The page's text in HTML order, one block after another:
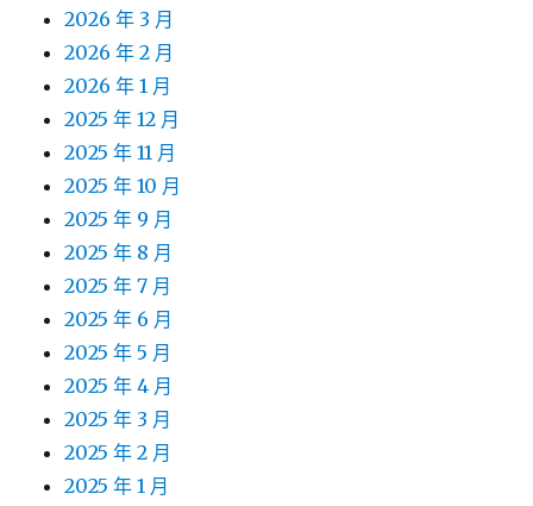
2026 年 3 月
2026 年 2 月
2026 年 1 月
2025 年 12 月
2025 年 11 月
2025 年 10 月
2025 年 9 月
2025 年 8 月
2025 年 7 月
2025 年 6 月
2025 年 5 月
2025 年 4 月
2025 年 3 月
2025 年 2 月
2025 年 1 月